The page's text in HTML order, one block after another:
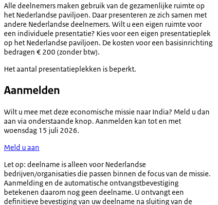
Alle deelnemers maken gebruik van de gezamenlijke ruimte op
het Nederlandse paviljoen. Daar presenteren ze zich samen met
andere Nederlandse deelnemers. Wilt u een eigen ruimte voor
een individuele presentatie? Kies voor een eigen presentatieplek
op het Nederlandse paviljoen. De kosten voor een basisinrichting
bedragen € 200 (zonder btw).
Het aantal presentatieplekken is beperkt.
Aanmelden
Wilt u mee met deze economische missie naar India? Meld u dan
aan via onderstaande knop. Aanmelden kan tot en met
woensdag 15 juli 2026.
Meld u aan
Let op: deelname is alleen voor Nederlandse
bedrijven/organisaties die passen binnen de focus van de missie.
Aanmelding en de automatische ontvangstbevestiging
betekenen daarom nog geen deelname. U ontvangt een
definitieve bevestiging van uw deelname na sluiting van de